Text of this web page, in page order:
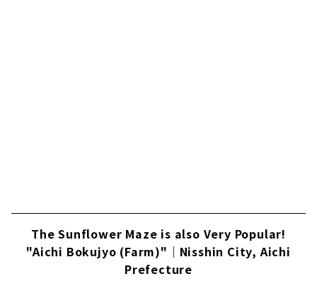
The Sunflower Maze is also Very Popular!
"Aichi Bokujyo (Farm)"｜Nisshin City, Aichi
Prefecture